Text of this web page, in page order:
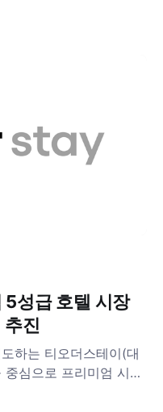
5성급 호텔 시장
진
하는 티오더스테이(대
심으로 프리미엄 시장